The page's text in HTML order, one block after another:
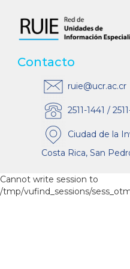
Contacto
ruie@ucr.ac.cr
2511-1441 /
Ciudad de la
Costa Rica, San
Cannot write session to
/tmp/vufind_sessions/